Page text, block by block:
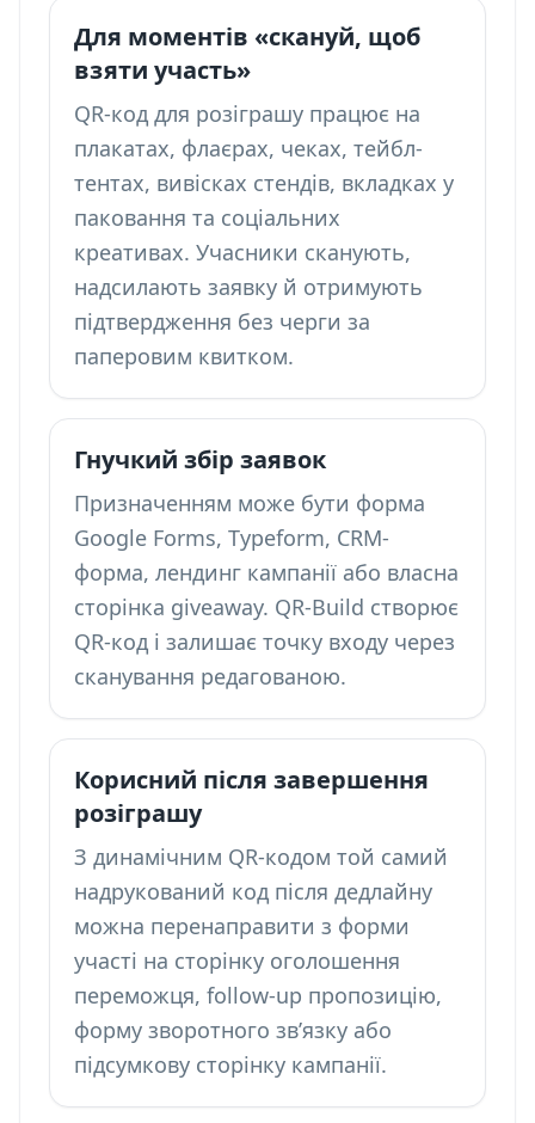
Для моментів «скануй, щоб
взяти участь»
QR-код для розіграшу працює на
плакатах, флаєрах, чеках, тейбл-
тентах, вивісках стендів, вкладках у
паковання та соціальних
креативах. Учасники сканують,
надсилають заявку й отримують
підтвердження без черги за
паперовим квитком.
Гнучкий збір заявок
Призначенням може бути форма
Google Forms, Typeform, CRM-
форма, лендинг кампанії або власна
сторінка giveaway. QR-Build створює
QR-код і залишає точку входу через
сканування редагованою.
Корисний після завершення
розіграшу
З динамічним QR-кодом той самий
надрукований код після дедлайну
можна перенаправити з форми
участі на сторінку оголошення
переможця, follow-up пропозицію,
форму зворотного зв’язку або
підсумкову сторінку кампанії.